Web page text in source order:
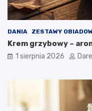
DANIA ZESTAWY
Krem grzybowy –
1 sierpnia 2026